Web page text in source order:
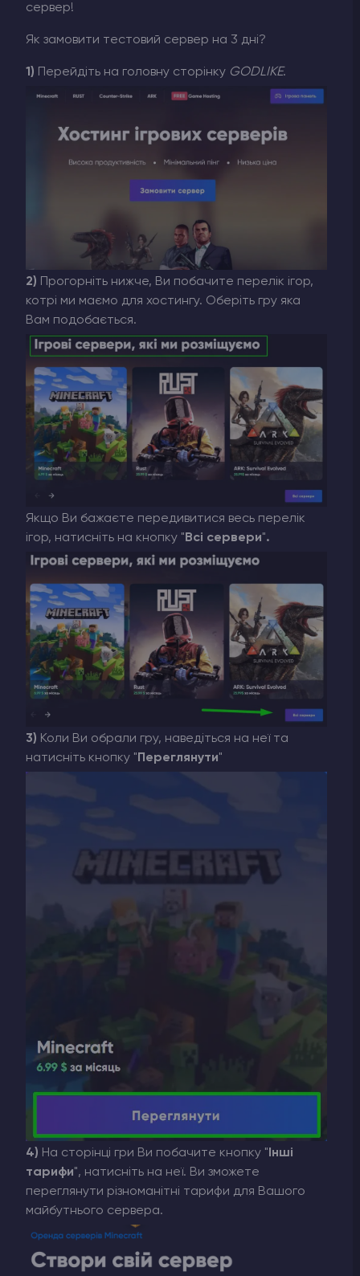
сервер!
Як замовити тестовий сервер на 3 дні?
1) Перейдіть на головну сторінку GODLIKE.
2) Прогорніть нижче, Ви побачите перелік ігор,
котрі ми маємо для хостингу. Оберіть гру яка
Вам подобається.
Якщо Ви бажаєте передивитися весь перелік
ігор, натисніть на кнопку " Всі сервери".
3) Коли Ви обрали гру, наведіться на неї та
натисніть кнопку " Переглянути"
4) На сторінці гри Ви побачите кнопку " Інші
тарифи", натисніть на неї. Ви зможете
переглянути різноманітні тарифи для Вашого
майбутнього сервера.